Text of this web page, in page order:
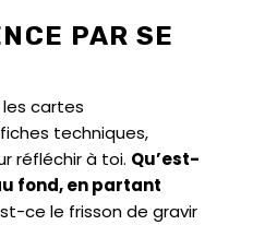
PAR SE
cartes
techniques,
réfléchir à toi. Qu’est-
fond, en partant
ce le frisson de gravir